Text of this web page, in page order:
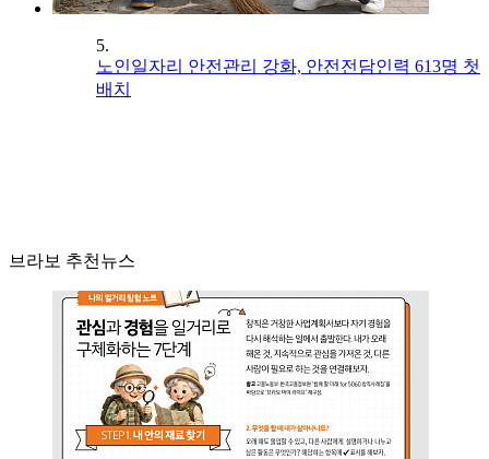
5.
노인일자리 안전관리 강화, 안전전담인력 613명 첫
배치
브라보 추천뉴스